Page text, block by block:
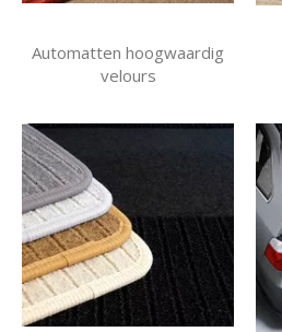
Automatten hoogwaardig
velours